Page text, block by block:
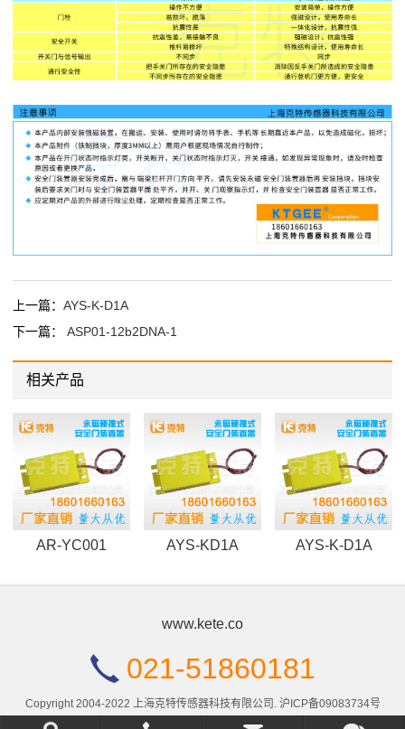
上一篇： AYS-K-D1A
下一篇： ASP01-12b2DNA-1
相关产品
AR-YC001 AYS-KD1A AYS-K-D1A
www.kete.co
021-51860181
Copyright 2004-2022 上海克特传感器科技有限公司. 沪ICP备09083734号